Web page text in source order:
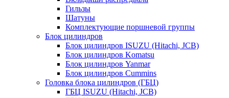
Гильзы
Шатуны
Комплектующие поршневой группы
Блок цилиндров
Блок цилиндров ISUZU (Hitachi, JCB)
Блок цилиндров Komatsu
Блок цилиндров Yanmar
Блок цилиндров Cummins
Головка блока цилиндров (ГБЦ)
ГБЦ ISUZU (Hitachi, JCB)